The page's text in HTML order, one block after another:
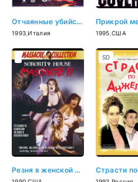
Отчаянные убийства (1993)
1993 ,Италия 1995 ,США
Резня в женской общаге 2 (1990)
SD